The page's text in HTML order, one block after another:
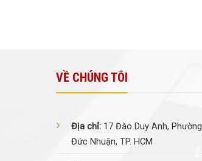
VỀ CHÚNG TÔI
Địa chỉ: 17 Đào Duy Anh, Phường
Đức Nhuận, TP. HCM